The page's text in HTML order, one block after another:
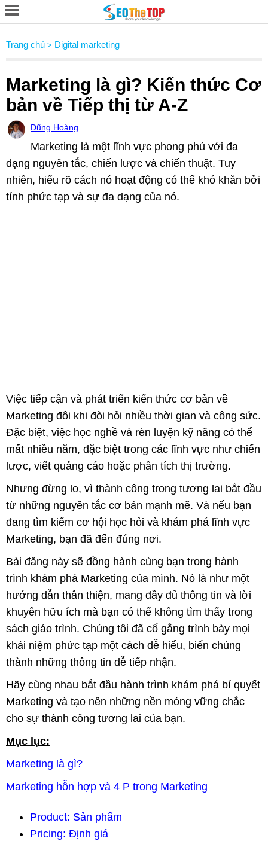
Trang chủ > Digital marketing
Marketing là gì? Kiến thức Cơ
bản về Tiếp thị từ A-Z
Dũng Hoàng
Marketing là một lĩnh vực phong phú với đa
dạng nguyên tắc, chiến lược và chiến thuật. Tuy
nhiên, hiểu rõ cách nó hoạt động có thể khó khăn bởi
tính phức tạp và sự đa dạng của nó.
Việc tiếp cận và phát triển kiến thức cơ bản về
Marketing đôi khi đòi hỏi nhiều thời gian và công sức.
Đặc biệt, việc học nghề và rèn luyện kỹ năng có thể
mất nhiều năm, đặc biệt trong các lĩnh vực như chiến
lược, viết quảng cáo hoặc phân tích thị trường.
Nhưng đừng lo, vì thành công trong tương lai bắt đầu
từ những nguyên tắc cơ bản mạnh mẽ. Và nếu bạn
đang tìm kiếm cơ hội học hỏi và khám phá lĩnh vực
Marketing, bạn đã đến đúng nơi.
Bài đăng này sẽ đồng hành cùng bạn trong hành
trình khám phá Marketing của mình. Nó là như một
hướng dẫn thân thiện, mang đầy đủ thông tin và lời
khuyên hữu ích mà bạn có thể không tìm thấy trong
sách giáo trình. Chúng tôi đã cố gắng trình bày mọi
khái niệm phức tạp một cách dễ hiểu, biến chúng
thành những thông tin dễ tiếp nhận.
Hãy cùng nhau bắt đầu hành trình khám phá bí quyết
Marketing và tạo nên những nền móng vững chắc
cho sự thành công tương lai của bạn.
Mục lục:
Marketing là gì?
Marketing hỗn hợp và 4 P trong Marketing
Product: Sản phẩm
Pricing: Định giá